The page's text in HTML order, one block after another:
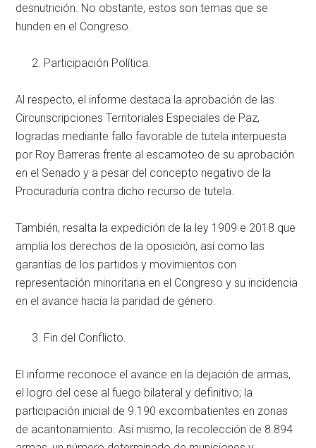
desnutrición. No obstante, estos son temas que se
hunden en el Congreso.
Participación Política.
Al respecto, el informe destaca la aprobación de las
Circunscripciones Territoriales Especiales de Paz,
logradas mediante fallo favorable de tutela interpuesta
por Roy Barreras frente al escamoteo de su aprobación
en el Senado y a pesar del concepto negativo de la
Procuraduría contra dicho recurso de tutela.
También, resalta la expedición de la ley 1909 e 2018 que
amplía los derechos de la oposición, así como las
garantías de los partidos y movimientos con
representación minoritaria en el Congreso y su incidencia
en el avance hacia la paridad de género.
Fin del Conflicto.
El informe reconoce el avance en la dejación de armas,
el logro del cese al fuego bilateral y definitivo; la
participación inicial de 9.190 excombatientes en zonas
de acantonamiento. Así mismo, la recolección de 8.894